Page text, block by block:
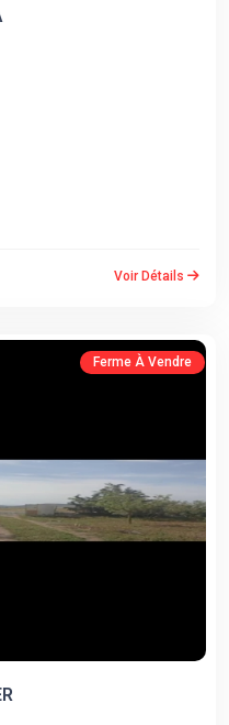
Voir Détails
Ferme À Vendre